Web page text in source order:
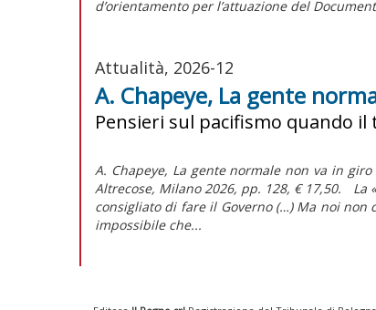
d’orientamento per l’attuazione del
Attualità, 2026-12
A. Chapeye, La gente
Pensieri sul pacifismo quando il
A. Chapeye, La gente normale non va in
Altrecose, Milano 2026, pp. 128, € 17,50. La
consigliato di fare il Governo (…) Ma noi non
impossibile che...